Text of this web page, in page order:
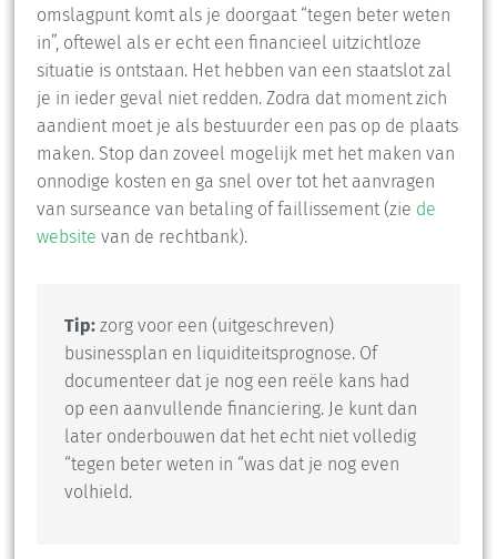
omslagpunt komt als je doorgaat “tegen beter weten
in”, oftewel als er echt een financieel uitzichtloze
situatie is ontstaan. Het hebben van een staatslot zal
je in ieder geval niet redden. Zodra dat moment zich
aandient moet je als bestuurder een pas op de plaats
maken. Stop dan zoveel mogelijk met het maken van
onnodige kosten en ga snel over tot het aanvragen
van surseance van betaling of faillissement (zie de
website van de rechtbank).
Tip: zorg voor een (uitgeschreven)
businessplan en liquiditeitsprognose. Of
documenteer dat je nog een reële kans had
op een aanvullende financiering. Je kunt dan
later onderbouwen dat het echt niet volledig
“tegen beter weten in “was dat je nog even
volhield.